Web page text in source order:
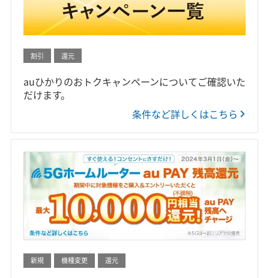
割引 還元
auひかりのおトクキャンペーンについてご確認いた
だけます。
条件など詳しくはこちら
新規 機種変更 還元